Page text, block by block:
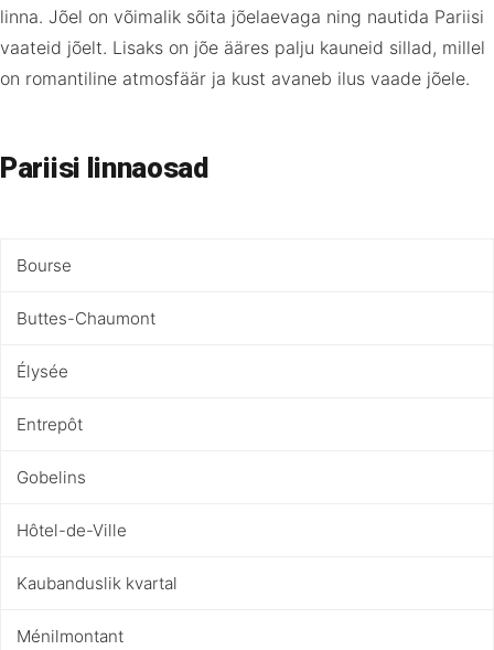
linna. Jõel on võimalik sõita jõelaevaga ning nautida Pariisi
vaateid jõelt. Lisaks on jõe ääres palju kauneid sillad, millel
on romantiline atmosfäär ja kust avaneb ilus vaade jõele.
Pariisi linnaosad
Bourse
Buttes-Chaumont
Élysée
Entrepôt
Gobelins
Hôtel-de-Ville
Kaubanduslik kvartal
Ménilmontant